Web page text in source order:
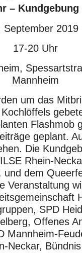
–
September 2019
17-20 Uhr
Mannheim
um das
Flashmob
geplant.
Die
Rhein-
und dem
Veranstaltung
SPD
Offenes
Mannheim-
Neckar,